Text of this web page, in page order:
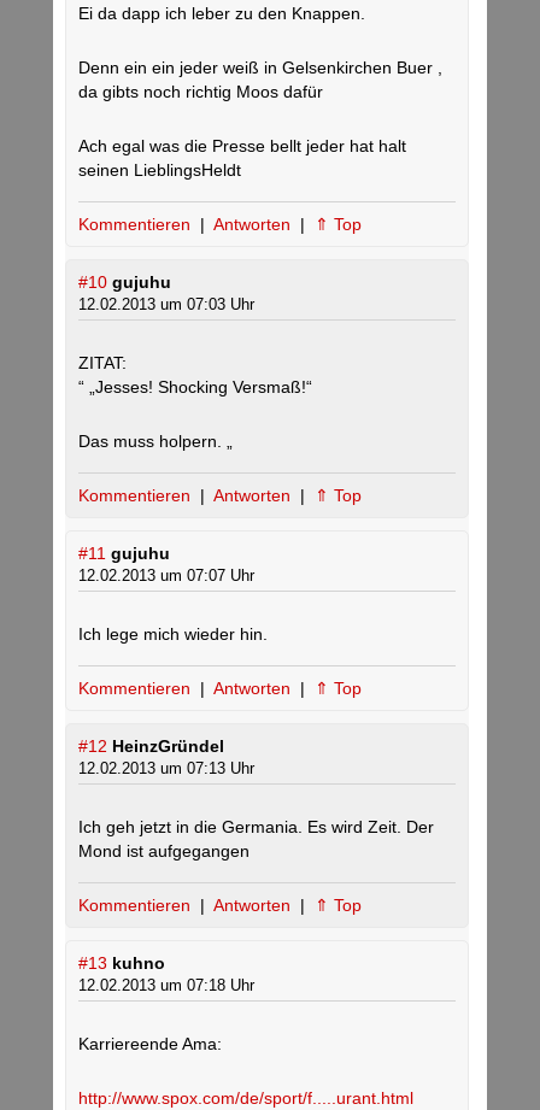
Ei da dapp ich leber zu den Knappen.
Denn ein ein jeder weiß in Gelsenkirchen Buer ,
da gibts noch richtig Moos dafür
Ach egal was die Presse bellt jeder hat halt
seinen LieblingsHeldt
Kommentieren | Antworten | ⇑ Top
#10 gujuhu
12.02.2013 um 07:03 Uhr
ZITAT:
“ „Jesses! Shocking Versmaß!“
Das muss holpern. „
Kommentieren | Antworten | ⇑ Top
#11 gujuhu
12.02.2013 um 07:07 Uhr
Ich lege mich wieder hin.
Kommentieren | Antworten | ⇑ Top
#12 HeinzGründel
12.02.2013 um 07:13 Uhr
Ich geh jetzt in die Germania. Es wird Zeit. Der
Mond ist aufgegangen
Kommentieren | Antworten | ⇑ Top
#13 kuhno
12.02.2013 um 07:18 Uhr
Karriereende Ama:
http://www.spox.com/de/sport/f.....urant.html